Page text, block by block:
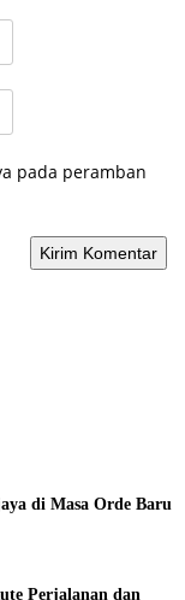
pada peramban
di Masa Orde Baru
Perjalanan dan